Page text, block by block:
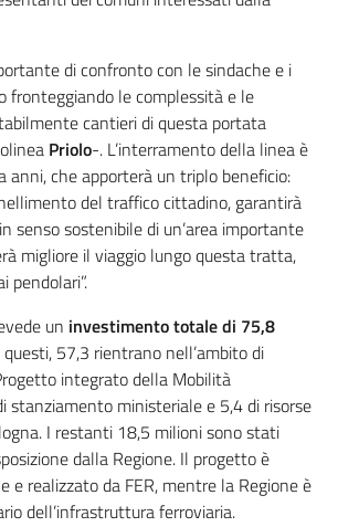
di confronto con le sindache e i
fronteggiando le complessità e le
cantieri di questa portata
Priolo-. L’interramento della linea è
anni, che apporterà un triplo beneficio:
del traffico cittadino, garantirà
senso sostenibile di un’area importante
migliore il viaggio lungo questa tratta,
pendolari”.
un investimento totale di 75,8
questi, 57,3 rientrano nell’ambito di
integrato della Mobilità
stanziamento ministeriale e 5,4 di risorse
I restanti 18,5 milioni sono stati
dalla Regione. Il progetto è
e realizzato da FER, mentre la Regione è
dell’infrastruttura ferroviaria.